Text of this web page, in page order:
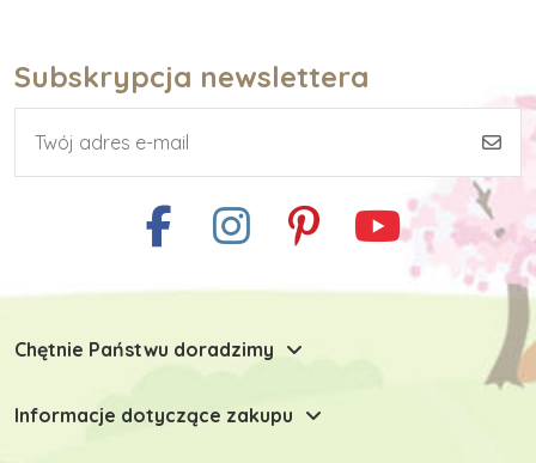
Subskrypcja newslettera
Chętnie Państwu doradzimy
Informacje dotyczące zakupu